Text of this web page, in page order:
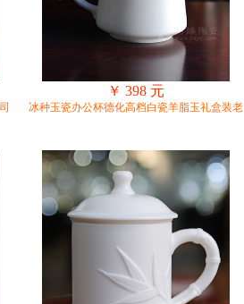
￥ 398 元
冰种玉瓷办公杯德化高档白瓷羊脂玉礼盒装老